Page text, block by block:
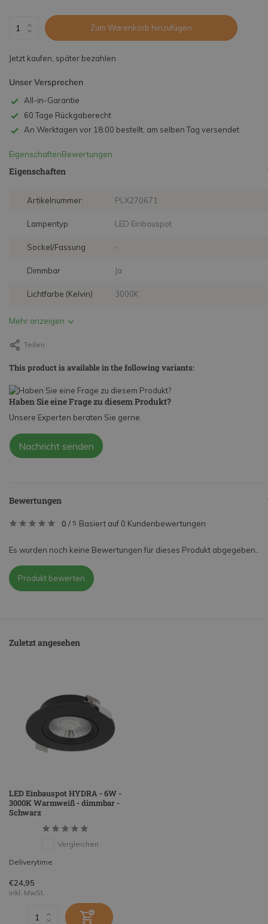
Zum Warenkorb hinzufügen
Jetzt kaufen, später bezahlen
Unser Versprechen
All-in-Garantie
60 Tage Rückgaberecht
An Werktagen vor 18:00 bestellt, am selben Tag versendet
EigenschaftenBewertungen
Eigenschaften
Artikelnummer: PLX270671
Lampentyp LED Einbauspot
Sockel/Fassung -
Dimmbar Ja
Lichtfarbe (Kelvin) 3000K
Mehr anzeigen
Teilen
This product is available in the following variants:
Haben Sie eine Frage zu diesem Produkt?
Unsere Experten beraten Sie gerne.
Nachricht senden
Bewertungen
0 / 5 Basiert auf 0 Kundenbewertungen
Es wurden noch keine Bewertungen für dieses Produkt abgegeben..
Produkt bewerten
Zuletzt angesehen
LED Einbauspot HYDRA - 6W -
3000K Warmweiß - dimmbar -
Schwarz
Vergleichen
Deliverytime
€24,95
inkl. MwSt.